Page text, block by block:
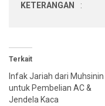
KETERANGAN :
Terkait
Infak Jariah dari Muhsinin
untuk Pembelian AC &
Jendela Kaca